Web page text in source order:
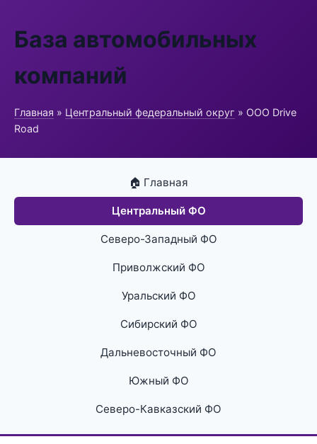
База автомобильных
компаний
Главная » Центральный федеральный округ » ООО Drive
Road
🏠 Главная
Центральный ФО
Северо-Западный ФО
Приволжский ФО
Уральский ФО
Сибирский ФО
Дальневосточный ФО
Южный ФО
Северо-Кавказский ФО